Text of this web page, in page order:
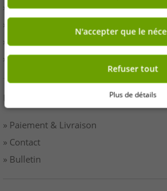
» Presse
» Conditions
» protection des données
» Imprimer
UN SERVICE
» Paiement & Livraison
» Contact
» Bulletin
N'accepter que le
Refuser tout
Plus de détails